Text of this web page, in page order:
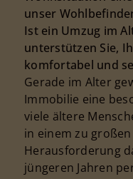
unser
Ist ein Umzug im
unterstützen Sie,
komfortabel und
Gerade im Alter
Immobilie eine
viele ältere
in einem zu
Herausforderung
jüngeren Jahren